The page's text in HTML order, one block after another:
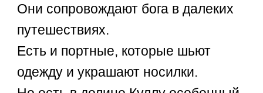
Они сопровождают бога в далеких
путешествиях.
Есть и портные, которые шьют
одежду и украшают носилки.